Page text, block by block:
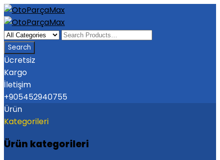
Ücretsiz
Kargo
İletişim
+905452940755
Ürün
Kategorileri
Ürün kategorileri